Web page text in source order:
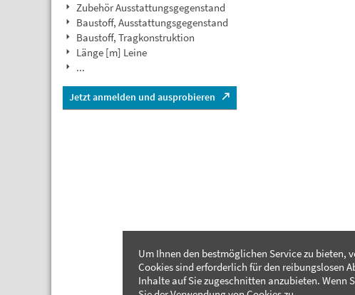
Zubehör Ausstattungsgegenstand
Baustoff, Ausstattungsgegenstand
Baustoff, Tragkonstruktion
Länge [m] Leine
...
Jetzt anmelden und ausprobieren
Um Ihnen den bestmöglichen Service zu bieten,
Cookies sind erforderlich für den reibungslosen
Inhalte auf Sie zugeschnitten anzubieten. Wenn